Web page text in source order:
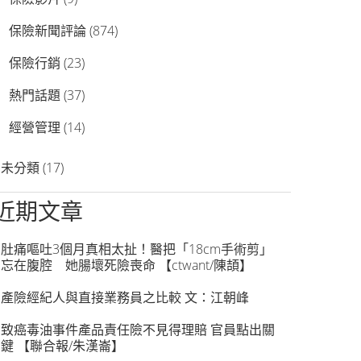
保險新聞評論(874)
保險行銷 (23)
熱門話題(37)
經營管理 (14)
未分類(17)
期文章
肚痛嘔吐3個月真相太扯！醫把「18cm手術剪」
忘在腹腔 她腸壞死險喪命 【ctwant/陳頡】
產險經紀人與直接業務員之比較 文：江朝峰
致癌毒油事件產品責任險不見得理賠 官員點出關
鍵 【聯合報/朱漢崙】